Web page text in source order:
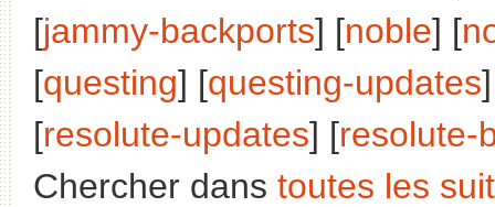
[jammy-backports] [noble] [
[questing] [questing-updates
[resolute-updates] [resolute-
Chercher dans toutes les